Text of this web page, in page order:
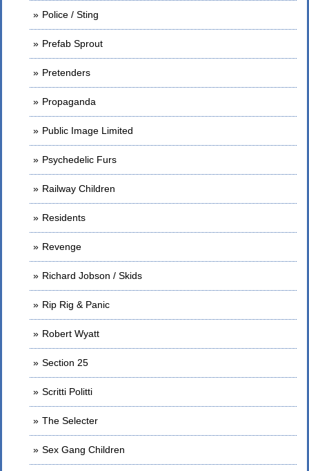
Police / Sting
Prefab Sprout
Pretenders
Propaganda
Public Image Limited
Psychedelic Furs
Railway Children
Residents
Revenge
Richard Jobson / Skids
Rip Rig & Panic
Robert Wyatt
Section 25
Scritti Politti
The Selecter
Sex Gang Children